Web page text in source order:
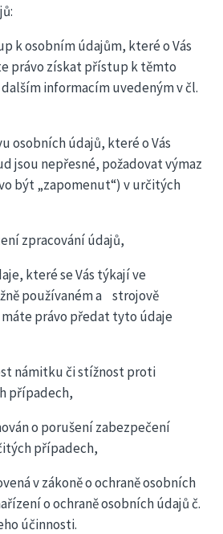
k osobním údajům, které o Vás
právo získat přístup k těmto
informacím uvedeným v čl.
osobních údajů, které o Vás
jsou nepřesné, požadovat výmaz
být „zapomenut“) v určitých
zpracování údajů,
které se Vás týkají ve
používaném a strojově
právo předat tyto údaje
námitku či stížnost proti
případech,
o porušení zabezpečení
případech,
v zákoně o ochraně osobních
o ochraně osobních údajů č.
účinnosti.